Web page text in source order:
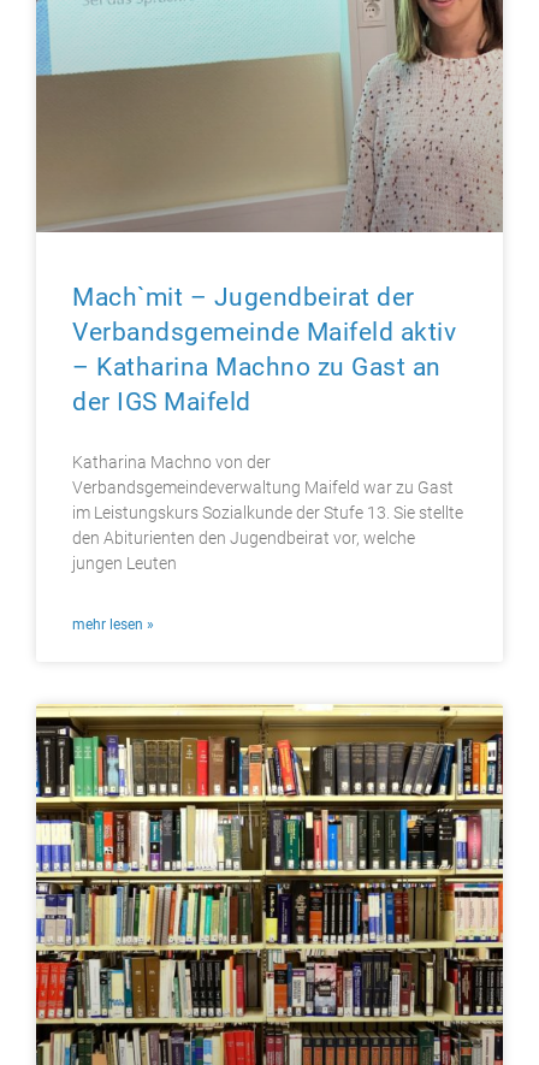
Mach`mit – Jugendbeirat der
Verbandsgemeinde Maifeld aktiv
– Katharina Machno zu Gast an
der IGS Maifeld
Katharina Machno von der
Verbandsgemeindeverwaltung Maifeld war zu Gast
im Leistungskurs Sozialkunde der Stufe 13. Sie stellte
den Abiturienten den Jugendbeirat vor, welche
jungen Leuten
mehr lesen »